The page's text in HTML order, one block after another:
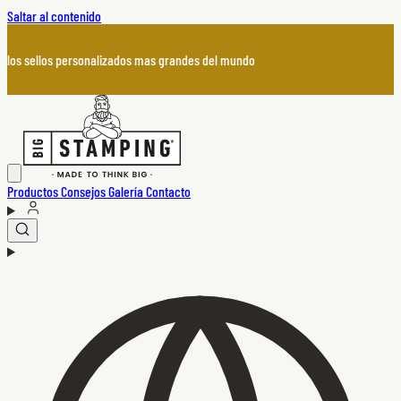
Saltar al contenido
los sellos personalizados mas grandes del mundo
ProductosConsejosGaleríaContacto